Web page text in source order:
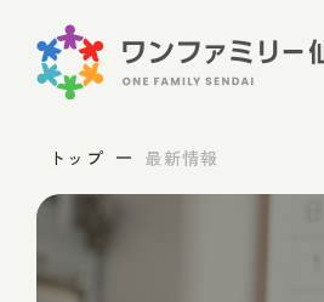
トップ 最新情報